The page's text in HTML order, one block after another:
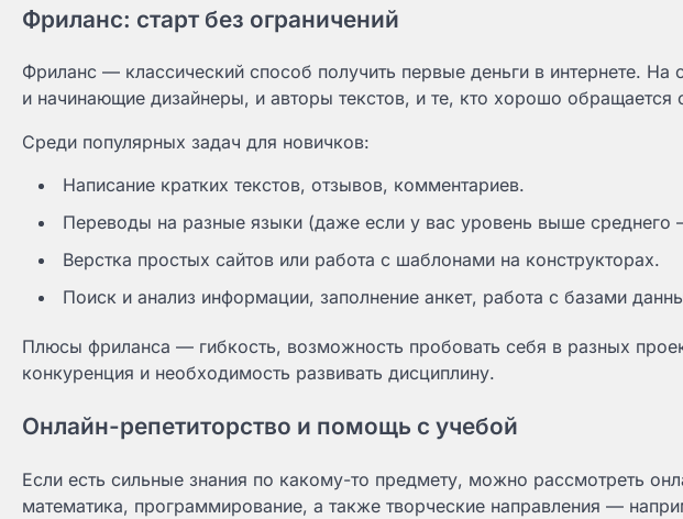
Фриланс: старт без ограничений
Фриланс — классический способ получить первые деньги в интернете.
и начинающие дизайнеры, и авторы текстов, и те, кто хорошо обращается
Среди популярных задач для новичков:
Написание кратких текстов, отзывов, комментариев.
Переводы на разные языки (даже если у вас уровень выше
Верстка простых сайтов или работа с шаблонами на конструкторах.
Поиск и анализ информации, заполнение анкет, работа с базами
Плюсы фриланса — гибкость, возможность пробовать себя в разных
конкуренция и необходимость развивать дисциплину.
Онлайн-репетиторство и помощь с учебой
Если есть сильные знания по какому-то предмету, можно рассмотреть
математика, программирование, а также творческие направления —